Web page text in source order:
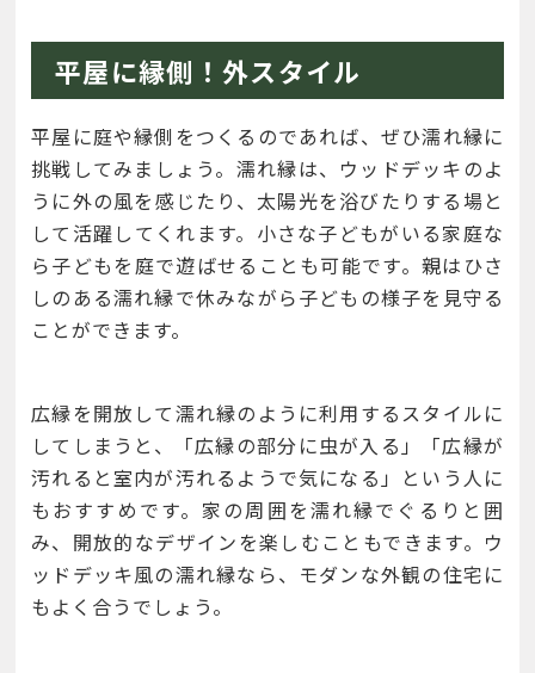
平屋に縁側！外スタイル
平屋に庭や縁側をつくるのであれば、ぜひ濡れ縁に
挑戦してみましょう。濡れ縁は、ウッドデッキのよ
うに外の風を感じたり、太陽光を浴びたりする場と
して活躍してくれます。小さな子どもがいる家庭な
ら子どもを庭で遊ばせることも可能です。親はひさ
しのある濡れ縁で休みながら子どもの様子を見守る
ことができます。
広縁を開放して濡れ縁のように利用するスタイルに
してしまうと、「広縁の部分に虫が入る」「広縁が
汚れると室内が汚れるようで気になる」という人に
もおすすめです。家の周囲を濡れ縁でぐるりと囲
み、開放的なデザインを楽しむこともできます。ウ
ッドデッキ風の濡れ縁なら、モダンな外観の住宅に
もよく合うでしょう。